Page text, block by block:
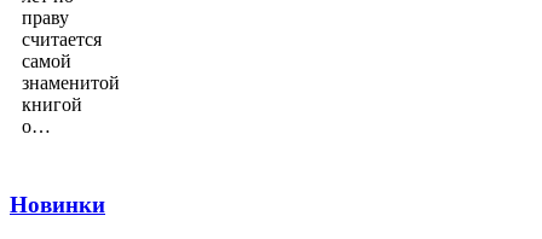
праву
считается
самой
знаменитой
книгой
о…
Новинки